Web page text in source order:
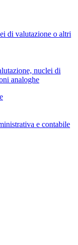
di valutazione o altri
nuclei di
analoghe
e contabile